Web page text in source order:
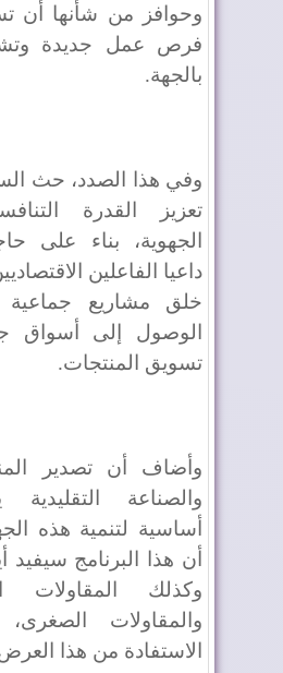
وحوافز من شأنها أن
فرص عمل جديدة
بالجهة.
وفي هذا الصدد، حث
تعزيز القدرة
الجهوية، بناء على
داعيا الفاعلين
خلق مشاريع
الوصول إلى أسواق
تسويق المنتجات.
وأضاف أن تصدير
والصناعة
أساسية لتنمية هذه
أن هذا البرنامج سيفيد
وكذلك المقاولات
والمقاولات
الاستفادة من هذا